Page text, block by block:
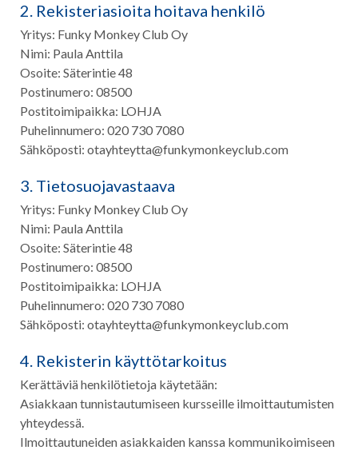
2. Rekisteriasioita hoitava henkilö
Yritys: Funky Monkey Club Oy
Nimi: Paula Anttila
Osoite: Säterintie 48
Postinumero: 08500
Postitoimipaikka: LOHJA
Puhelinnumero: 020 730 7080
Sähköposti: otayhteytta@funkymonkeyclub.com
3. Tietosuojavastaava
Yritys: Funky Monkey Club Oy
Nimi: Paula Anttila
Osoite: Säterintie 48
Postinumero: 08500
Postitoimipaikka: LOHJA
Puhelinnumero: 020 730 7080
Sähköposti: otayhteytta@funkymonkeyclub.com
4. Rekisterin käyttötarkoitus
Kerättäviä henkilötietoja käytetään:
Asiakkaan tunnistautumiseen kursseille ilmoittautumisten
yhteydessä.
Ilmoittautuneiden asiakkaiden kanssa kommunikoimiseen